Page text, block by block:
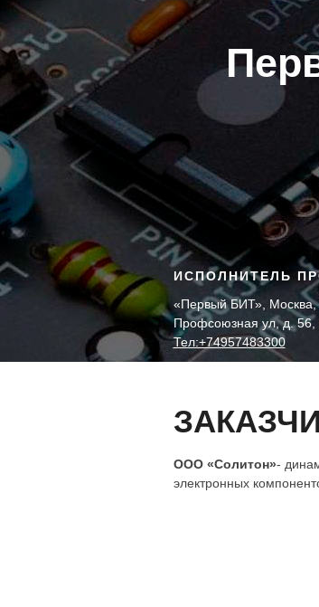
ИСПОЛНИТЕЛЬ
«Первый БИТ», Москва,
Профсоюзная ул, д. 56,
Тел:+74957483300
ООО «Солитон»-
электронных